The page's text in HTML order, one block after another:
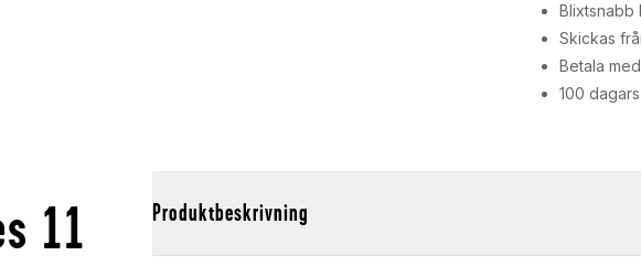
Blixtsnabb
Skickas
Betala
100
11
Produktbeskrivning